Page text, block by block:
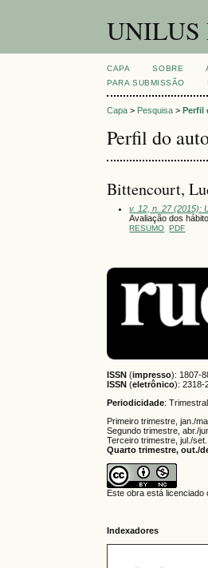
UNILUS
CAPA SOBRE
PARA SUBMISSÃO
Capa > Pesquisa >Perfil
Perfil do
Bittencourt,
v. 12, n. 27 (2015):
Avaliação dos
RESUMO PDF
ISSN (impresso): 1807-
ISSN (eletrônico):2318-
Periodicidade: Trimestral
Primeiro trimestre, jan./
Segundo trimestre, abr./
Terceiro trimestre, jul./
Quarto trimestre, out./
Este obra está
Indexadores